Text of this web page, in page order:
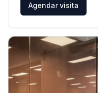
Agendar visita